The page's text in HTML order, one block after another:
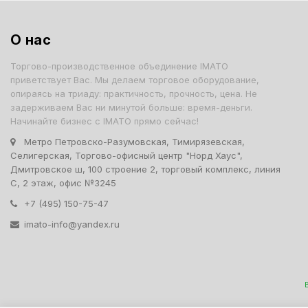
О нас
Торгово-производственное объединение IMATO
приветствует Вас. Мы делаем торговое оборудование,
опираясь на триаду: практичность, прочность, цена. Не
задерживаем Вас ни минутой больше: время-деньги.
Начинайте бизнес с IMATO прямо сейчас!
Метро Петровско-Разумовская, Тимирязевская,
Селигерская, Торгово-офисный центр "Норд Хаус",
Дмитровское ш, 100 строение 2, торговый комплекс, линия
С, 2 этаж, офис №3245
+7 (495) 150-75-47
imato-info@yandex.ru